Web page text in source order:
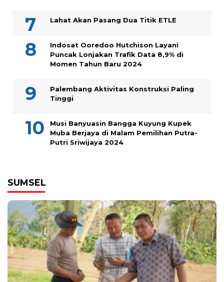
Lahat Akan Pasang Dua Titik ETLE
Indosat Ooredoo Hutchison Layani
Puncak Lonjakan Trafik Data 8,9% di
Momen Tahun Baru 2024
Palembang Aktivitas Konstruksi Paling
Tinggi
Musi Banyuasin Bangga Kuyung Kupek
Muba Berjaya di Malam Pemilihan Putra-
Putri Sriwijaya 2024
SUMSEL